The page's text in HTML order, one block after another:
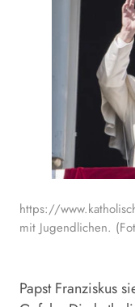
https://
mit Jugendlichen.
Papst Franziskus